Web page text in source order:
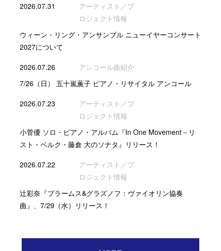
2026.07.31
アーティスト／プ
ロジェクト情報
ウィーン・リング・アンサンブル ニューイヤーコンサート
2027について
2026.07.26
アンコール曲紹介
7/26（日） 五十嵐薫子 ピアノ・リサイタル アンコール
2026.07.23
アーティスト／プ
ロジェクト情報
小菅優 ソロ・ピアノ・アルバム『In One Movement－リ
スト・ベルク・藤倉 大のソナタ』リリース！
2026.07.22
アーティスト／プ
ロジェクト情報
辻彩奈『ブラームス&グラズノフ：ヴァイオリン協奏
曲』、7/29（水）リリース！